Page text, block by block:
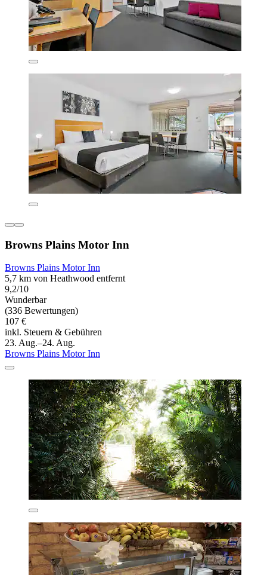
Browns Plains Motor Inn
Browns Plains Motor Inn
5,7 km von Heathwood entfernt
9,2/10
Wunderbar
(336 Bewertungen)
107 €
inkl. Steuern & Gebühren
23. Aug.–24. Aug.
Browns Plains Motor Inn